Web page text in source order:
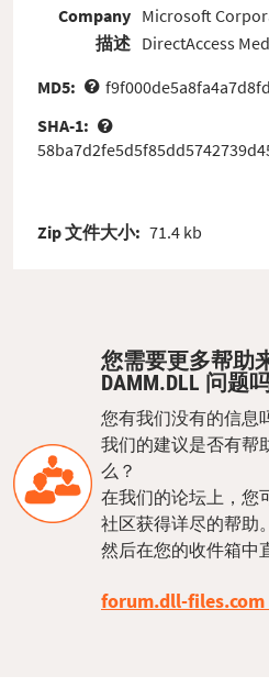
Company
描述
Microsoft
DirectAccess
MD5:
SHA-1:
Zip 文件大小: 71.4 kb
您需要更多帮助
DAMM.DLL 问题
您有我们没有的信息
我们的建议是否有帮
么？
在我们的论坛上，您
社区获得详尽的帮助
然后在您的收件箱中
forum.dll-files.com